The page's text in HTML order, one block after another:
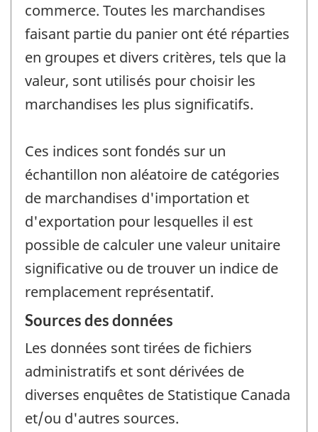
commerce. Toutes les marchandises
faisant partie du panier ont été réparties
en groupes et divers critères, tels que la
valeur, sont utilisés pour choisir les
marchandises les plus significatifs.
Ces indices sont fondés sur un
échantillon non aléatoire de catégories
de marchandises d'importation et
d'exportation pour lesquelles il est
possible de calculer une valeur unitaire
significative ou de trouver un indice de
remplacement représentatif.
Sources des données
Les données sont tirées de fichiers
administratifs et sont dérivées de
diverses enquêtes de Statistique Canada
et/ou d'autres sources.